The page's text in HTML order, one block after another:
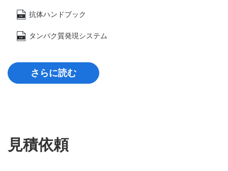
抗体ハンドブック
タンパク質発現システム
さらに読む
見積依頼